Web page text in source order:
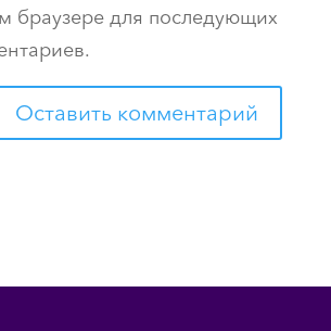
браузере для последующих